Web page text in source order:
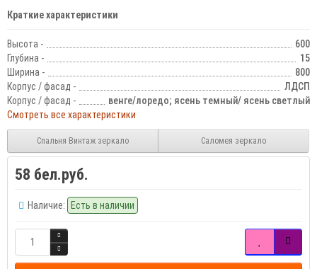
Краткие характеристики
Высота -
600
Глубина -
15
Ширина -
800
Корпус / фасад -
ЛДСП
Корпус / фасад -
венге/лоредо; ясень темный/ ясень светлый
Смотреть все характеристики
Спальня Винтаж зеркало Саломея зеркало
58 бел.руб.
Наличие: Есть в наличии